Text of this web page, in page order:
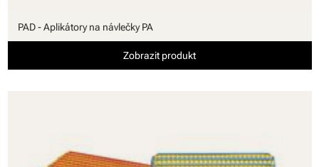
PAD - Aplikátory na návlečky PA
Zobrazit produkt